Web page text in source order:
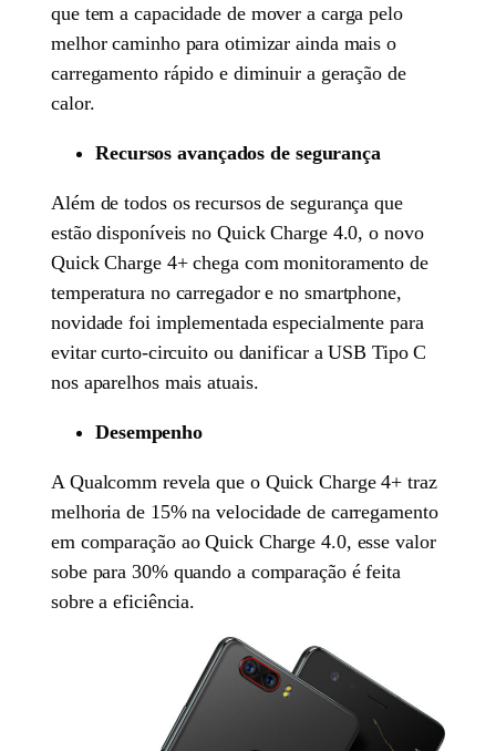
que tem a capacidade de mover a carga pelo
melhor caminho para otimizar ainda mais o
carregamento rápido e diminuir a geração de
calor.
Recursos avançados de segurança
Além de todos os recursos de segurança que
estão disponíveis no Quick Charge 4.0, o novo
Quick Charge 4+ chega com monitoramento de
temperatura no carregador e no smartphone,
novidade foi implementada especialmente para
evitar curto-circuito ou danificar a USB Tipo C
nos aparelhos mais atuais.
Desempenho
A Qualcomm revela que o Quick Charge 4+ traz
melhoria de 15% na velocidade de carregamento
em comparação ao Quick Charge 4.0, esse valor
sobe para 30% quando a comparação é feita
sobre a eficiência.